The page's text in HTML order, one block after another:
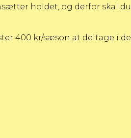
holdet, og derfor skal
400 kr/sæson at deltage i